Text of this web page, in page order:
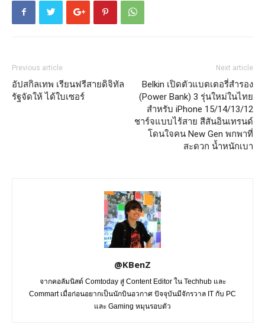
Previous article
อัปสกิลเทพ เรียนฟรีสายดิจิทัล
รัฐจัดให้ ได้ใบเซอร์
Next article
Belkin เปิดตัวแบตเตอรี่สำรอง
(Power Bank) 3 รุ่นใหม่ในไทย
สำหรับ iPhone 15/14/13/12
ชาร์จแบบไร้สาย สีสันอินเทรนด์
โดนใจคน New Gen พกพาที่
สะดวก น้ำหนักเบา
@KBenZ
จากคอลัมนิสต์ Comtoday สู่ Content Editor ใน Techhub และ
Commart เมื่อก่อนอยากเป็นนักบินอวกาศ ปัจจุบันมีจักรวาล IT กับ PC
และ Gaming หมุนรอบตัว